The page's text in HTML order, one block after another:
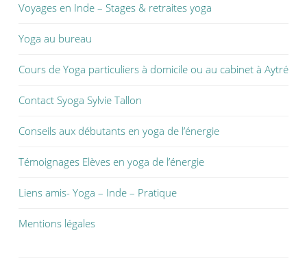
Voyages en Inde – Stages & retraites yoga
Yoga au bureau
Cours de Yoga particuliers à domicile ou au cabinet à Aytré
Contact Syoga Sylvie Tallon
Conseils aux débutants en yoga de l’énergie
Témoignages Elèves en yoga de l’énergie
Liens amis- Yoga – Inde – Pratique
Mentions légales